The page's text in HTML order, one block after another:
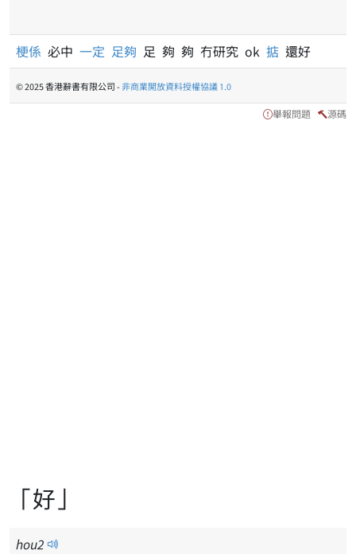
梗係 必中 一定 足夠 足 夠 夠 冇研究 ok 掂 還好
© 2025 香港辭書有限公司 -非商業開放資料授權協議 1.0
舉報問題 源碼
「好」
hou2